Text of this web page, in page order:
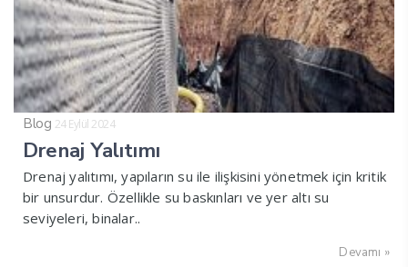
Blog 24 Eylül 2024
Drenaj Yalıtımı
Drenaj yalıtımı, yapıların su ile ilişkisini yönetmek için kritik
bir unsurdur. Özellikle su baskınları ve yer altı su
seviyeleri, binalar..
Devamı »